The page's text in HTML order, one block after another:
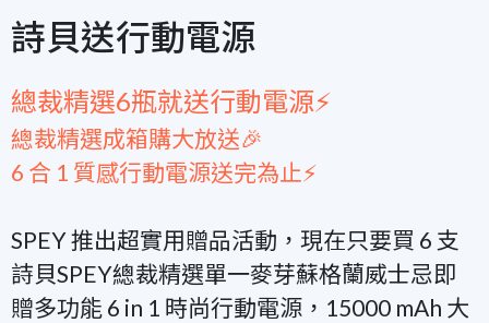
詩貝送行動電源
總裁精選6瓶就送行動電源⚡
總裁精選成箱購大放送🎉
6 合 1 質感行動電源送完為止⚡
SPEY 推出超實用贈品活動，現在只要買 6 支
詩貝SPEY總裁精選單一麥芽蘇格蘭威士忌即
贈多功能 6 in 1 時尚行動電源，15000 mAh 大